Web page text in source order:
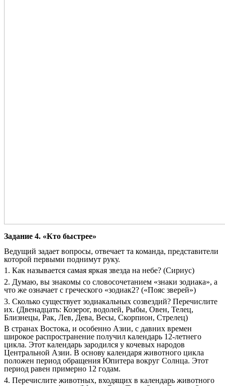
Задание 4. «Кто быстрее»
Ведущий задает вопросы, отвечает та команда, представители
которой первыми поднимут руку.
1. Как называется самая яркая звезда на небе? (Сириус)
2. Думаю, вы знакомы со словосочетанием «знаки зодиака», а
что же означает с греческого «зодиак2? («Пояс зверей»)
3. Сколько существует зодиакальных созвездий? Перечислите
их. (Двенадцать: Козерог, водолей, Рыбы, Овен, Телец,
Близнецы, Рак, Лев, Дева, Весы, Скорпион, Стрелец)
В странах Востока, и особенно Азии, с давних времен
широкое распространение получил календарь 12-летнего
цикла. Этот календарь зародился у кочевых народов
Центральной Азии. В основу календаря животного цикла
положен период обращения Юпитера вокруг Солнца. Этот
период равен примерно 12 годам.
4. Перечислите животных, входящих в календарь животного